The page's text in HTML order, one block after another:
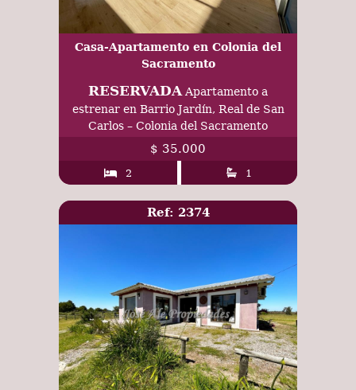
Casa-Apartamento en Colonia del
Sacramento
RESERVADAApartamento a
estrenar en Barrio Jardín, Real de San
Carlos – Colonia del Sacramento
$ 35.000
2 1
Ref: 2374